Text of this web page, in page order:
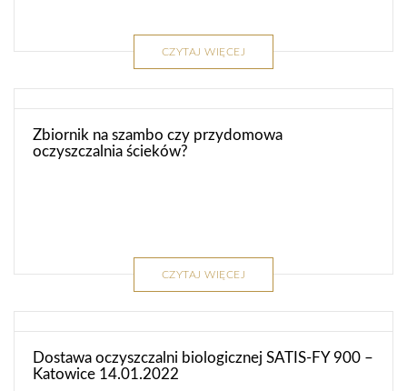
CZYTAJ WIĘCEJ
Zbiornik na szambo czy przydomowa
oczyszczalnia ścieków?
CZYTAJ WIĘCEJ
Dostawa oczyszczalni biologicznej SATIS-FY 900 –
Katowice 14.01.2022